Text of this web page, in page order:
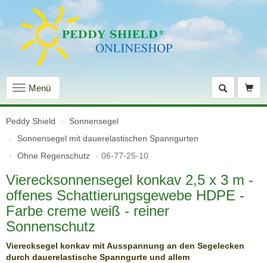
Navigation
einblenden
Menü
Peddy Shield
Sonnensegel
Sonnensegel mit dauer­elastischen Spanngurten
Ohne Regenschutz
06-77-25-10
Vierecksonnensegel konkav 2,5 x 3 m -
offenes Schattierungsgewebe HDPE -
Farbe creme weiß - reiner
Sonnenschutz
Vierecksegel konkav mit Ausspannung an den Segelecken
durch dauerelastische Spanngurte und allem